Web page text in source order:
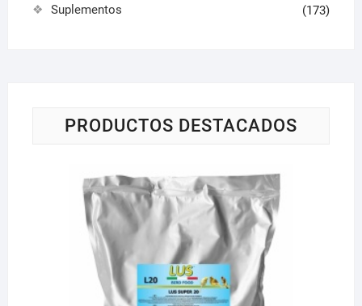
Suplementos (173)
PRODUCTOS DESTACADOS